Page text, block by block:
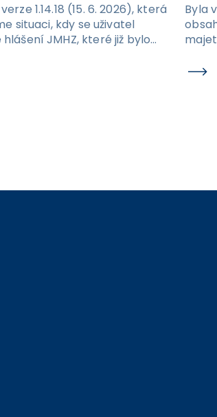
1.14.18 (15. 6. 2026), která
situaci, kdy se uživatel
JMHZ, které již bylo
a nedojde k promazání dat v
Byla